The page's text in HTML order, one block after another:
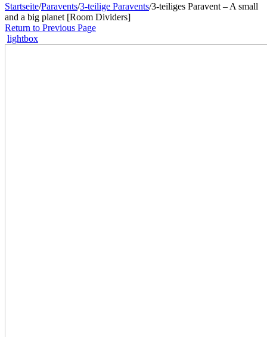
Startseite/Paravents/3-teilige Paravents/3-teiliges Paravent – A small
and a big planet [Room Dividers]
Return to Previous Page
lightbox